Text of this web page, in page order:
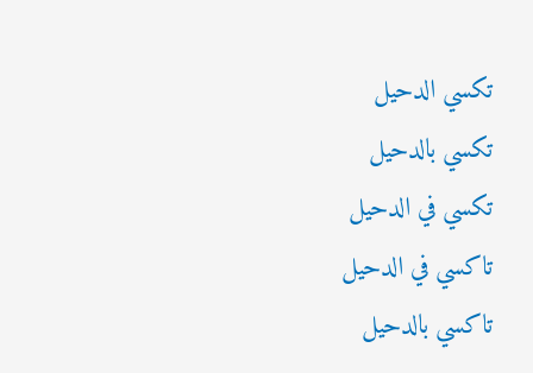
:تكسي الدحيل
تكسي بالدحيل
تكسي في الدحيل
تاكسي في الدحيل
تاكسي بالدحيل